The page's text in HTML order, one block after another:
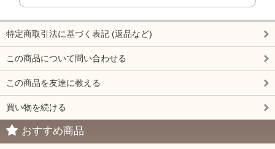
特定商取引法に基づく表記 (返品など)
この商品について問い合わせる
この商品を友達に教える
買い物を続ける
おすすめ商品